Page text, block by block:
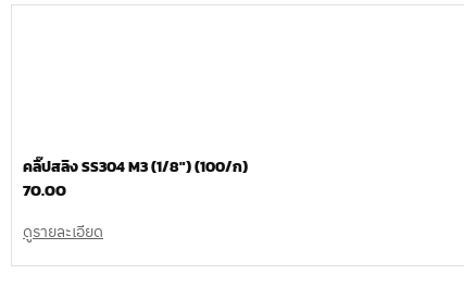
คลิ๊ปสลิง SS304 M3 (1/8″) (100/ก)
70.00
ดูรายละเอียด